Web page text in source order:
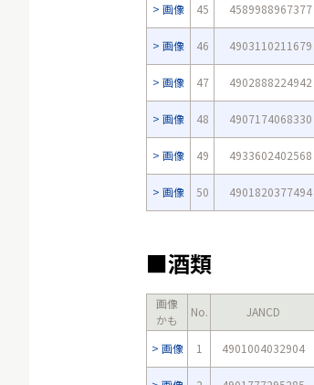
画像 45 4589988967377
画像 46 4903110211679
画像 47 4902888224942
画像 48 4907174068330
画像 49 4933602402568
画像 50 4901820377494
■酒類
画像
かも
No. JANCD
画像 1 4901004032904